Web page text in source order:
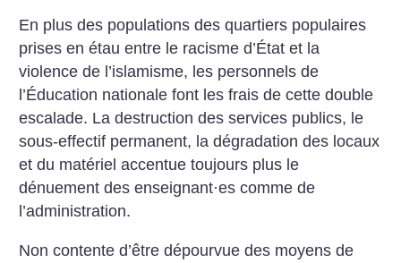
En plus des populations des quartiers populaires
prises en étau entre le racisme d’État et la
violence de l’islamisme, les personnels de
l’Éducation nationale font les frais de cette double
escalade. La destruction des services publics, le
sous-effectif permanent, la dégradation des locaux
et du matériel accentue toujours plus le
dénuement des enseignant·es comme de
l’administration.
Non contente d’être dépourvue des moyens de